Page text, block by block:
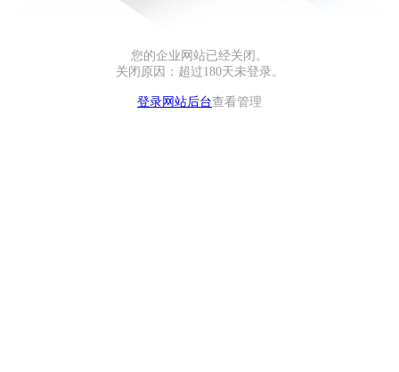
您的企业网站已经关闭。
关闭原因：超过180天未登录。
登录网站后台查看管理